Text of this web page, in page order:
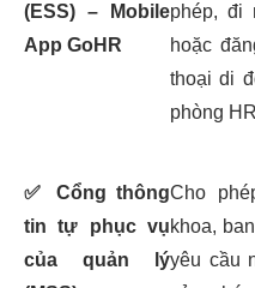
(ESS) – Mobile
App GoHR
phép, đi
hoặc
thoại di
phòng
✅
Cổng thông
tin tự phục vụ
của quản lý
Cho
khoa,
yêu cầu